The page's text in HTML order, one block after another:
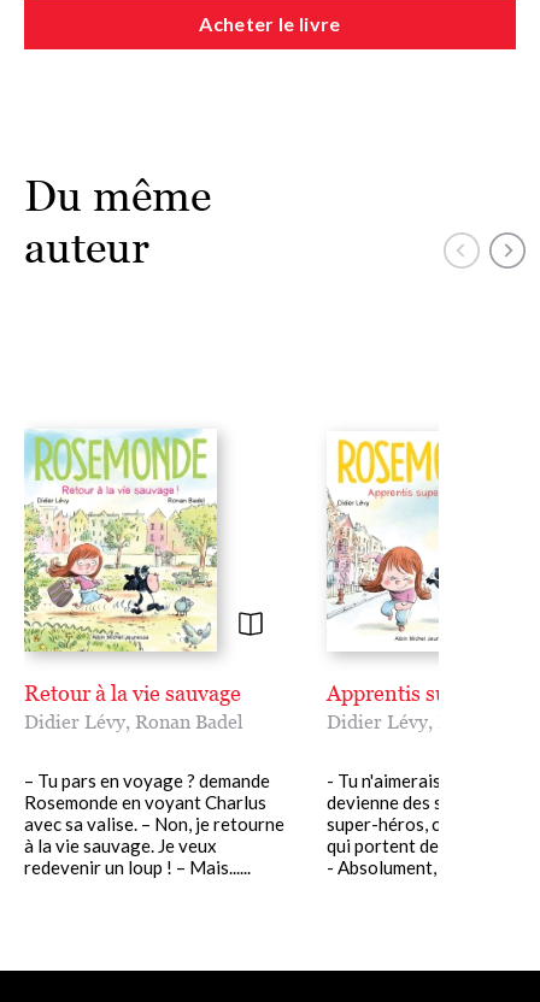
Acheter le livre
Du même
auteur
Retour à la vie sauvage
Didier Lévy Ronan Badel
– Tu pars en voyage ? demande
Rosemonde en voyant Charlus
avec sa valise. – Non, je retourne
à la vie sauvage. Je veux
redevenir un loup ! – Mais......
Apprentis super-
Didier Lévy, Ronan
- Tu n'aimerais pas qu'on
devienne des super-héros
super-héros, c'est bien des
qui portent des tenues
- Absolument, Charlus ! -